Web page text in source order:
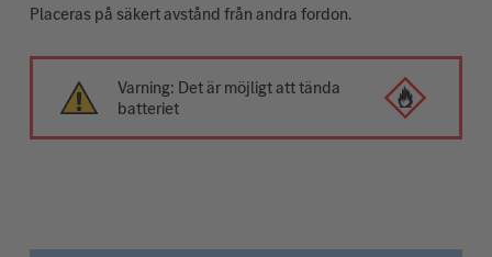
Placeras på säkert avstånd från andra fordon.
Varning: Det är möjligt att tända
batteriet